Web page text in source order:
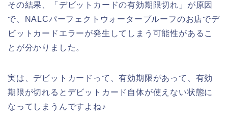
その結果、「デビットカードの有効期限切れ」が原因
で、NALCパーフェクトウォータープルーフのお店でデ
ビットカードエラーが発生してしまう可能性があるこ
とが分かりました。
実は、デビットカードって、有効期限があって、有効
期限が切れるとデビットカード自体が使えない状態に
なってしまうんですよね♪